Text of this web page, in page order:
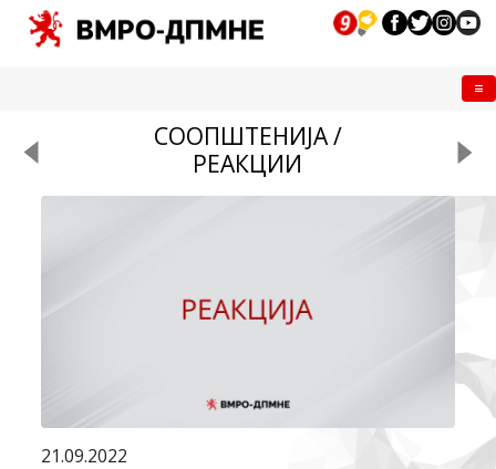
СООПШТЕНИЈА /
РЕАКЦИИ
21.09.2022